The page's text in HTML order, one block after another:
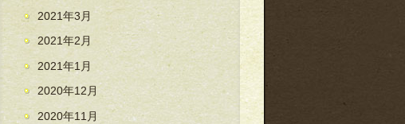
2021年3月
2021年2月
2021年1月
2020年12月
2020年11月